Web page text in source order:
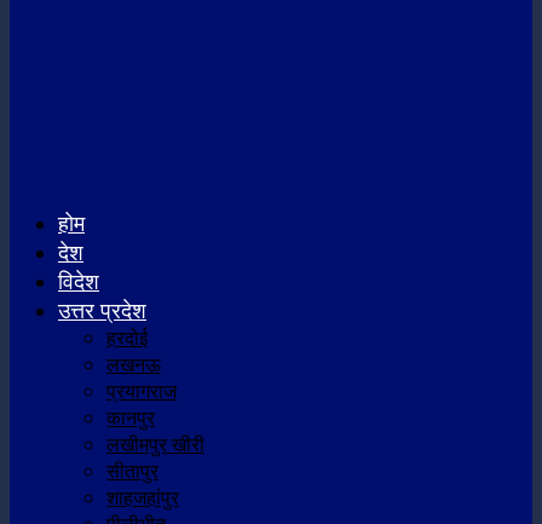
होम
देश
विदेश
उत्तर प्रदेश
हरदोई
लखनऊ
प्रयागराज
कानपुर
लखीमपुर खीरी
सीतापुर
शाहजहांपुर